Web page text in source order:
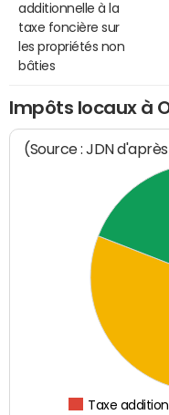
additionnelle à la
taxe foncière sur
les propriétés non
bâties
Impôts locaux à
(Source : JDN
Taxe